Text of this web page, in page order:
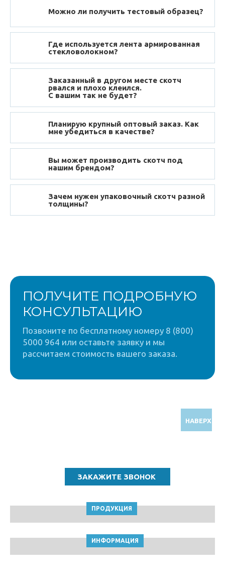
Можно ли получить тестовый образец?
Где используется лента армированная
стекловолокном?
Заказанный в другом месте скотч
рвался и плохо клеился.
С вашим так не будет?
Планирую крупный оптовый заказ. Как
мне убедиться в качестве?
Вы может производить скотч под
нашим брендом?
Зачем нужен упаковочный скотч разной
толщины?
ПОЛУЧИТЕ ПОДРОБНУЮ
КОНСУЛЬТАЦИЮ
Позвоните по бесплатному номеру 8 (800)
5000 964 или оставьте заявку и мы
рассчитаем стоимость вашего заказа.
НАВЕРХ
ПРОДУКЦИЯ
ИНФОРМАЦИЯ